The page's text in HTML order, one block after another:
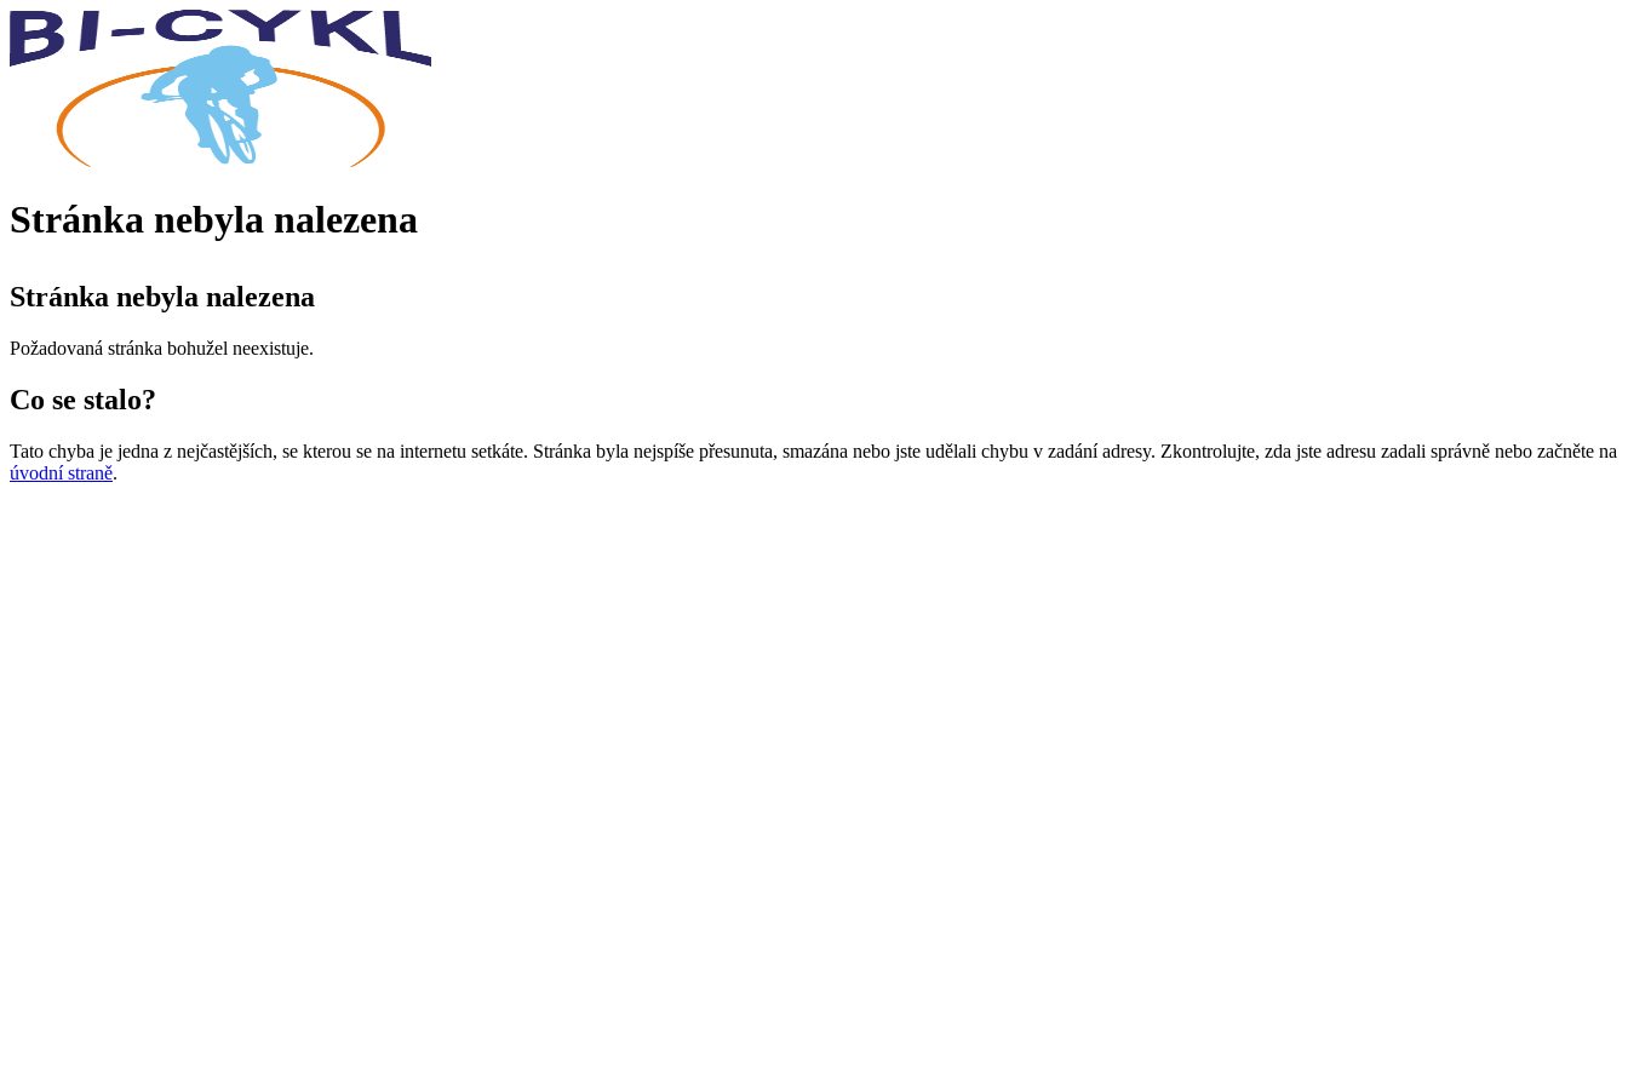
Stránka nebyla nalezena
Stránka nebyla nalezena
Požadovaná stránka bohužel neexistuje.
Co se stalo?
Tato chyba je jedna z nejčastějších, se kterou se na internetu setkáte. Stránka byla nejspíše přesunuta, smazána nebo jste udělali chybu v zadání adresy. Zkontrolujte, zda jste adresu zadali správně nebo začněte na
úvodní straně.